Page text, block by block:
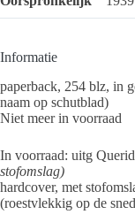
Informatie
paperback, 254 blz, in
naam op schutblad)
Niet meer in voorraad
In voorraad: uitg
stofomslag)
hardcover, met
(roestvlekkig op de